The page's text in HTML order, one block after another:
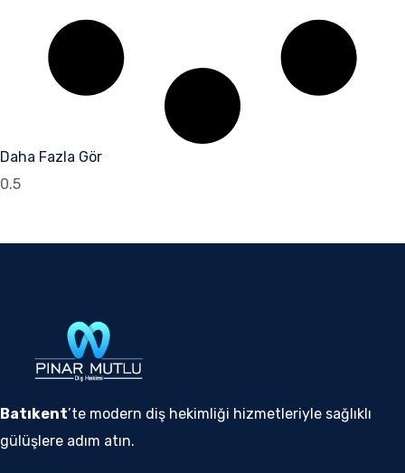
Daha Fazla Gör
Batıkent’te modern diş hekimliği hizmetleriyle sağlıklı
gülüşlere adım atın.